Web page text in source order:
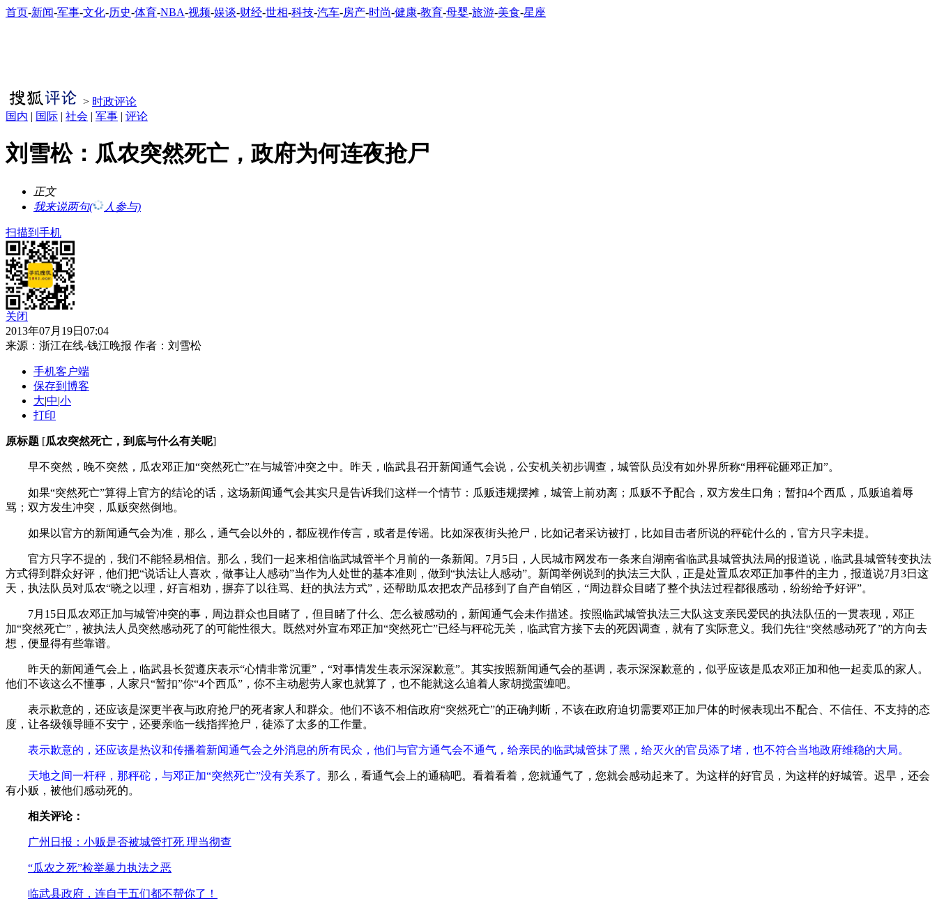
首页-新闻-军事-文化-历史-体育-NBA-视频-娱谈-财经-世相-科技-汽车-房产-时尚-健康-教育-母婴-旅游-美食-星座
> 时政评论
国内 | 国际 | 社会 | 军事 | 评论
刘雪松：瓜农突然死亡，政府为何连夜抢尸
正文
我来说两句( 人参与)
扫描到手机
关闭
2013年07月19日07:04
来源： 浙江在线-钱江晚报 作者：刘雪松
手机客户端
保存到博客
大|中|小
打印
原标题 [瓜农突然死亡，到底与什么有关呢]
早不突然，晚不突然，瓜农邓正加“突然死亡”在与城管冲突之中。昨天，临武县召开新闻通气会说，公安机关初步调查，城管队员没有如外界所称“用秤砣砸邓正加”。
如果“突然死亡”算得上官方的结论的话，这场新闻通气会其实只是告诉我们这样一个情节：瓜贩违规摆摊，城管上前劝离；瓜贩不予配合，双方发生口角；暂扣4个西瓜，瓜贩追着辱
骂；双方发生冲突，瓜贩突然倒地。
如果以官方的新闻通气会为准，那么，通气会以外的，都应视作传言，或者是传谣。比如深夜街头抢尸，比如记者采访被打，比如目击者所说的秤砣什么的，官方只字未提。
官方只字不提的，我们不能轻易相信。那么，我们一起来相信临武城管半个月前的一条新闻。7月5日，人民城市网发布一条来自湖南省临武县城管执法局的报道说，临武县城管转变执法
方式得到群众好评，他们把“说话让人喜欢，做事让人感动”当作为人处世的基本准则，做到“执法让人感动”。新闻举例说到的执法三大队，正是处置瓜农邓正加事件的主力，报道说7月3日这
天，执法队员对瓜农“晓之以理，好言相劝，摒弃了以往骂、赶的执法方式”，还帮助瓜农把农产品移到了自产自销区，“周边群众目睹了整个执法过程都很感动，纷纷给予好评”。
7月15日瓜农邓正加与城管冲突的事，周边群众也目睹了，但目睹了什么、怎么被感动的，新闻通气会未作描述。按照临武城管执法三大队这支亲民爱民的执法队伍的一贯表现，邓正
加“突然死亡”，被执法人员突然感动死了的可能性很大。既然对外宣布邓正加“突然死亡”已经与秤砣无关，临武官方接下去的死因调查，就有了实际意义。我们先往“突然感动死了”的方向去
想，便显得有些靠谱。
昨天的新闻通气会上，临武县长贺遵庆表示“心情非常沉重”，“对事情发生表示深深歉意”。其实按照新闻通气会的基调，表示深深歉意的，似乎应该是瓜农邓正加和他一起卖瓜的家人。
他们不该这么不懂事，人家只“暂扣”你“4个西瓜”，你不主动慰劳人家也就算了，也不能就这么追着人家胡搅蛮缠吧。
表示歉意的，还应该是深更半夜与政府抢尸的死者家人和群众。他们不该不相信政府“突然死亡”的正确判断，不该在政府迫切需要邓正加尸体的时候表现出不配合、不信任、不支持的态
度，让各级领导睡不安宁，还要亲临一线指挥抢尸，徒添了太多的工作量。
表示歉意的，还应该是热议和传播着新闻通气会之外消息的所有民众，他们与官方通气会不通气，给亲民的临武城管抹了黑，给灭火的官员添了堵，也不符合当地政府维稳的大局。
天地之间一杆秤，那秤砣，与邓正加“突然死亡”没有关系了。 那么，看通气会上的通稿吧。看着看着，您就通气了，您就会感动起来了。为这样的好官员，为这样的好城管。迟早，还会
有小贩，被他们感动死的。
相关评论：
广州日报：小贩是否被城管打死 理当彻查
“瓜农之死”检举暴力执法之恶
临武县政府，连自干五们都不帮你了！